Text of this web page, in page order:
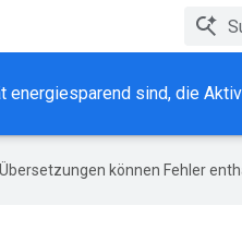
energiesparend sind, die
können Fehler